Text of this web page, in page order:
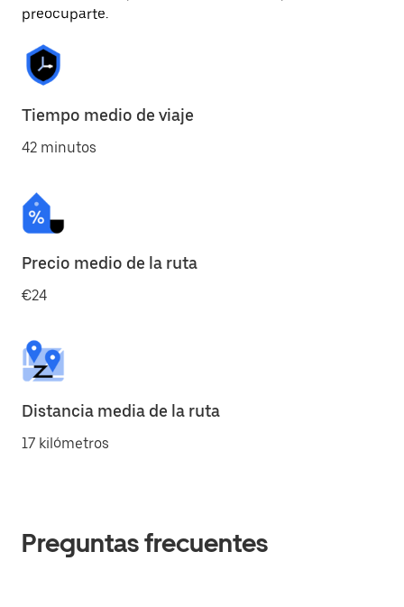
preocuparte.
Tiempo medio de viaje
42 minutos
Precio medio de la ruta
€24
Distancia media de la ruta
17 kilómetros
Preguntas frecuentes